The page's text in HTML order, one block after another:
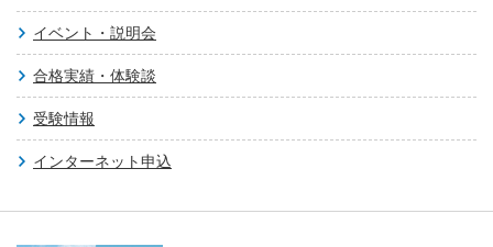
イベント・説明会
合格実績・体験談
受験情報
インターネット申込